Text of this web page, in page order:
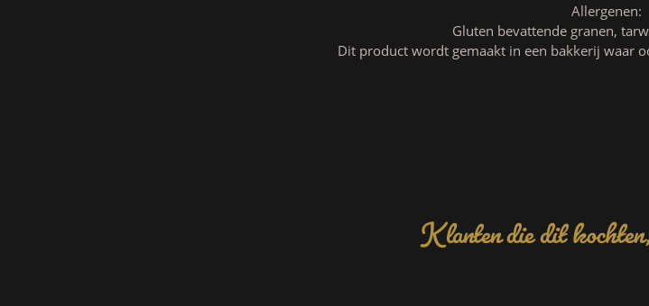
Allergenen:
Gluten bevattende granen,
Dit product wordt gemaakt in een bakkerij waar
Klanten die dit